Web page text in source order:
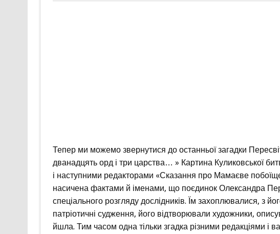
Тепер ми можемо звернутися до останньої загадки
дванадцять орд і три царства… » Картина Куликовської
і наступними редакторами «Сказання про Мамаєве
насичена фактами й іменами, що поєдинок Олександра
спеціального розгляду дослідників. Їм захоплювалися, з
патріотичні судження, його відтворювали художники,
йшла. Тим часом одна тільки згадка різними редакціями і